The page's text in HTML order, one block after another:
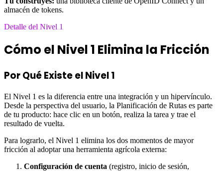
almacén de tokens.
Detalle del Nivel 1
Cómo el Nivel 1 Elimina la Fricción
Por Qué Existe el Nivel 1
El Nivel 1 es la diferencia entre una integración y un hipervínculo.
Desde la perspectiva del usuario, la Planificación de Rutas es parte
de tu producto: hace clic en un botón, realiza la tarea y trae el
resultado de vuelta.
Para lograrlo, el Nivel 1 elimina los dos momentos de mayor
fricción al adoptar una herramienta agrícola externa:
Configuración de cuenta (registro, inicio de sesión,